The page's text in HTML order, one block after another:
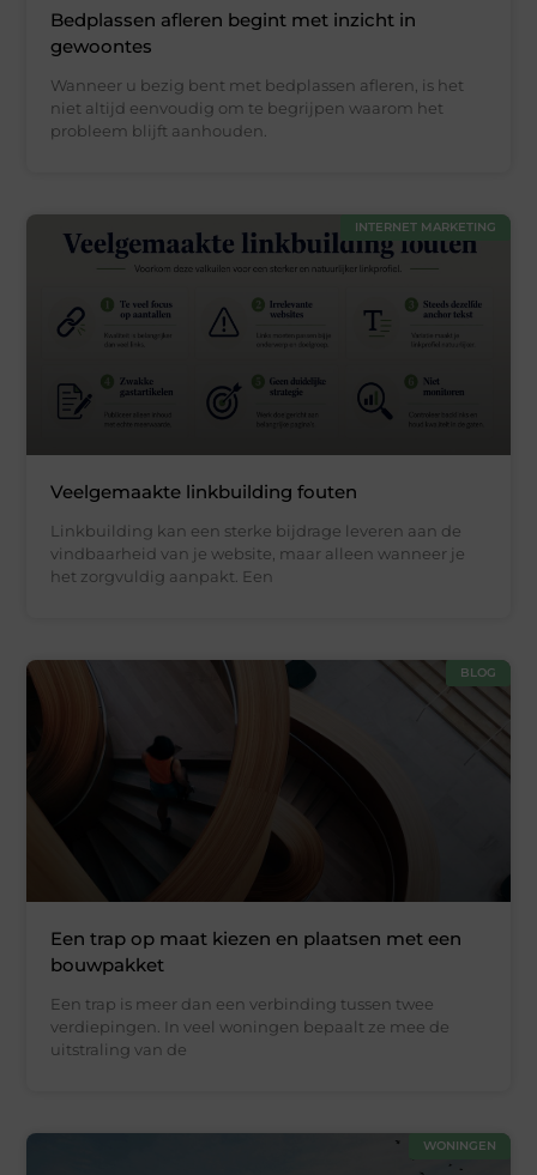
Bedplassen afleren begint met inzicht in
gewoontes
Wanneer u bezig bent met bedplassen afleren, is het
niet altijd eenvoudig om te begrijpen waarom het
probleem blijft aanhouden.
INTERNET MARKETING
Veelgemaakte linkbuilding fouten
Linkbuilding kan een sterke bijdrage leveren aan de
vindbaarheid van je website, maar alleen wanneer je
het zorgvuldig aanpakt. Een
BLOG
Een trap op maat kiezen en plaatsen met een
bouwpakket
Een trap is meer dan een verbinding tussen twee
verdiepingen. In veel woningen bepaalt ze mee de
uitstraling van de
WONINGEN